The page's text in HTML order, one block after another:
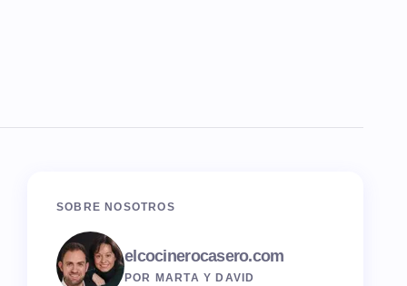
SOBRE NOSOTROS
elcocinerocasero.com
POR MARTA Y DAVID